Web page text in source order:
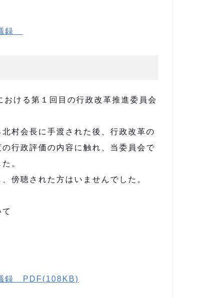
録
ける第１回目の行政改革推進委員会
村会長に手渡された後、行政改革の
行政評価の内容に触れ、当委員会で
。
傍聴された方はいませんでした。
録 PDF(108KB)